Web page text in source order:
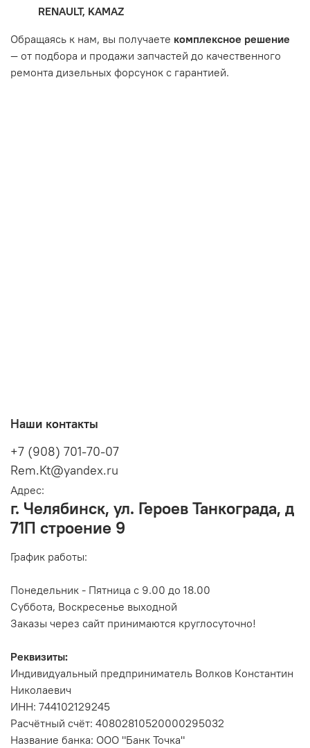
впуска/выпуска.
RENAULT, KAMAZ
Обращаясь к нам, вы получаете комплексное решение
— от подбора и продажи запчастей до качественного
ремонта дизельных форсунок с гарантией.
Наши контакты
+7 (908) 701-70-07
Rem.Kt@yandex.ru
Адрес:
г. Челябинск, ул. Героев Танкограда, д
71П строение 9
График работы:
Понедельник - Пятница с 9.00 до 18.00
Суббота, Воскресенье выходной
Заказы через сайт принимаются круглосуточно!
Реквизиты:
Индивидуальный предприниматель Волков Константин
Николаевич
ИНН: 744102129245
Расчётный счёт: 40802810520000295032
Название банка: ООО "Банк Точка"